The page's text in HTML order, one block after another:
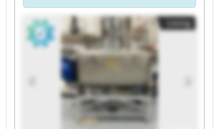
Listing